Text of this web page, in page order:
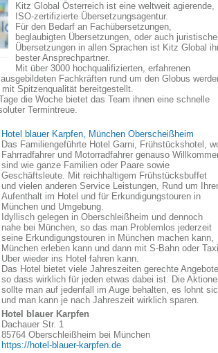
Kitz Global Österreich ist eine weltweit agierende,
ISO-zertifizierte Übersetzungsagentur.
Für den Bedarf an Fachübersetzungen,
beglaubigten Übersetzungen, oder auch
Übersetzungen in allen Sprachen ist Kitz Global
bester Ansprechpartner.
Mit über 3000 hochqualifizierten, erfahrenen
Fachkräften rund um den Globus
mit Spitzenqualität bereitgestellt.
die Woche bietet das Team ihnen eine schnelle
Termintreue.
Hotel blauer Karpfen, München Oberscheißheim
Das Familiengeführte Hotel Garni, Frühstückshotel,
Fahrradfahrer und Motorradfahrer genauso
sind wie ganze Familien oder Paare sowie
Geschäftsleute. Mit reichhaltigem Frühstücksbuffet
und vielen anderen Service Leistungen, Rund um
Aufenthalt im Hotel und für Erkundigungstouren in
München und Umgebung.
Idyllisch gelegen in Oberschleißheim und dennoch
nahe bei München, so das man Problemlos jederzeit
seine Erkundigungstouren in München machen kann,
München erleben kann und dann mit S-Bahn oder
Uber wieder ins Hotel fahren kann.
Das Hotel bietet viele Jahreszeiten gerechte
so dass wirklich für jeden etwas dabei ist. Die
sollte man auf jedenfall im Auge behalten, es lohnt
und man kann je nach Jahreszeit wirklich sparen.
Hotel blauer Karpfen
Dachauer Str. 1
85764 Oberschleißheim bei München
https://hotel-blauer-karpfen.de